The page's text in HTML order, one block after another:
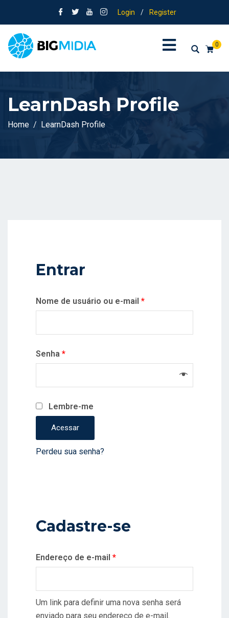
Login / Register
0
LearnDash Profile
Home LearnDash Profile
Entrar
Nome de usuário ou e-mail *Obrigatório
Senha *Obrigatório
Lembre-me
Acessar
Perdeu sua senha?
Cadastre-se
Endereço de e-mail *Obrigatório
Um link para definir uma nova senha será
enviado para seu endereço de e-mail.